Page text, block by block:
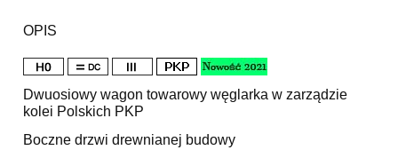
OPIS
Dwuosiowy wagon towarowy węglarka w zarządzie
kolei Polskich PKP
Boczne drzwi drewnianej budowy